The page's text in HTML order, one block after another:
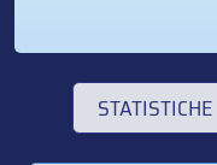
STATISTICHE